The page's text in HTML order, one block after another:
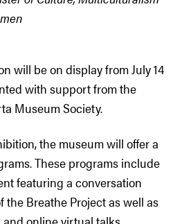
will be on display from July 14
with support from the
Museum Society.
the museum will offer a
These programs include
featuring a conversation
Breathe Project as well as